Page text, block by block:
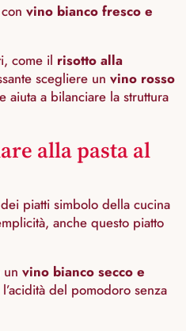
vino bianco fresco e
come il risotto alla
scegliere un vino rosso
aiuta a bilanciare la struttura
alla pasta al
piatti simbolo della cucina
anche questo piatto
vino bianco secco e
del pomodoro senza